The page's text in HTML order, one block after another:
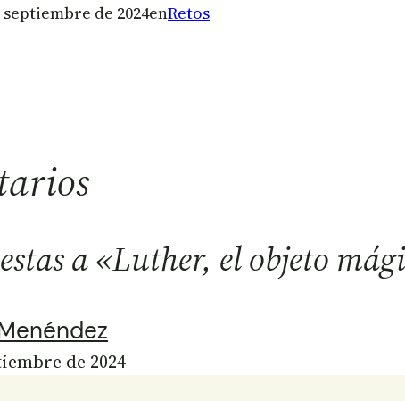
septiembre de 2024enRetos
a «Luther, el objeto
de 2024